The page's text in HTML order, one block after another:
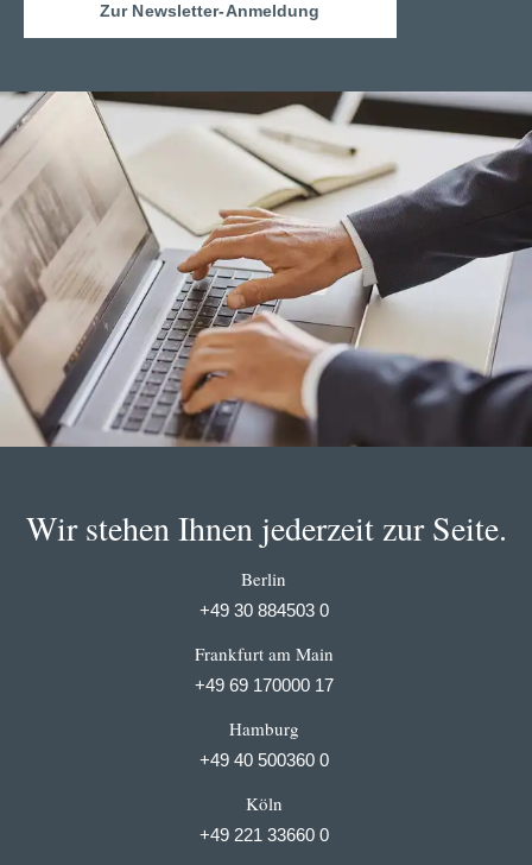
Zur Newsletter-Anmeldung
Wir stehen Ihnen jederzeit zur Seite.
Berlin
+49 30 884503 0
Frankfurt am Main
+49 69 170000 17
Hamburg
+49 40 500360 0
Köln
+49 221 33660 0